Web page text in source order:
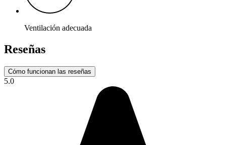
Ventilación adecuada
Reseñas
Cómo funcionan las reseñas
5.0